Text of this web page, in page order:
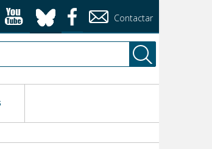
Contactar